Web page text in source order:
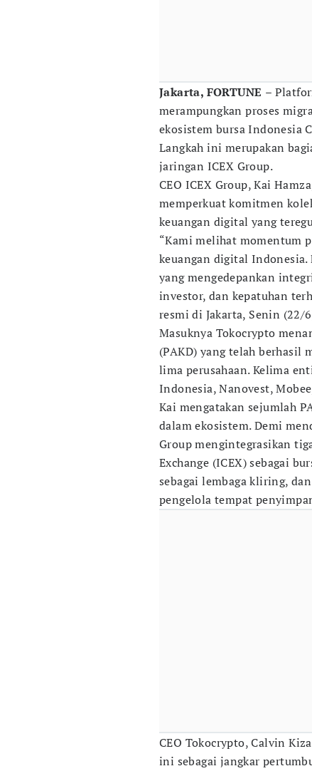
Jakarta, FORTUNE –
merampungkan proses
ekosistem bursa Indonesia
Langkah ini merupakan
jaringan ICEX Group.
CEO ICEX Group, Kai
memperkuat komitmen
keuangan digital yang
“Kami melihat momentum
keuangan digital Indonesia.
yang mengedepankan
investor, dan kepatuhan
resmi di Jakarta, Senin (22/
Masuknya Tokocrypto
(PAKD) yang telah berhasil
lima perusahaan. Kelima
Indonesia, Nanovest,
Kai mengatakan sejumlah
dalam ekosistem. Demi
Group mengintegrasikan
Exchange (ICEX) sebagai
sebagai lembaga kliring,
pengelola tempat
CEO Tokocrypto, Calvin
ini sebagai jangkar